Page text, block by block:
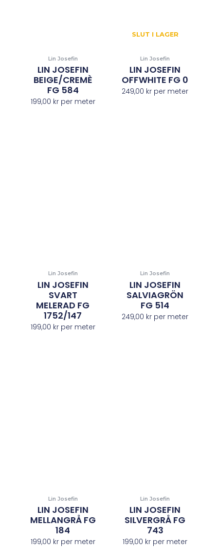
Lin Josefin
LIN JOSEFIN
BEIGE/CREMÈ
FG 584
199,00 krper meter
SLUT I LAGER
Lin Josefin
LIN JOSEFIN
OFFWHITE FG 0
249,00 kr per meter
Lin Josefin
LIN JOSEFIN
SVART
MELERAD FG
1752/147
199,00 krper meter
Lin Josefin
LIN JOSEFIN
SALVIAGRÖN
FG 514
249,00 kr per meter
Lin Josefin
LIN JOSEFIN
MELLANGRÅ FG
184
199,00 krper meter
Lin Josefin
LIN JOSEFIN
SILVERGRÅ FG
743
199,00 kr per meter